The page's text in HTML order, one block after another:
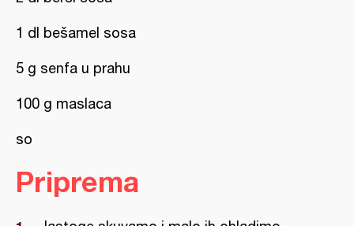
1 dl bešamel sosa
5 g senfa u prahu
100 g maslaca
so
Priprema